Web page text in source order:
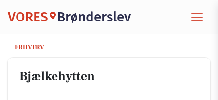
VORES Brønderslev
ERHVERV
Bjælkehytten
Bjælkehytten